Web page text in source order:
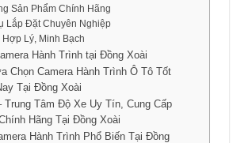
Sản Phẩm Chính Hãng
Lắp Đặt Chuyên Nghiệp
Hợp Lý, Minh Bạch
Hành Trình tại Đồng Xoài
Chọn Camera Hành Trình Ô Tô Tốt
Tại Đồng Xoài
Trung Tâm Độ Xe Uy Tín, Cung Cấp
Hãng Tại Đồng Xoài
Hành Trình Phổ Biến Tại Đồng